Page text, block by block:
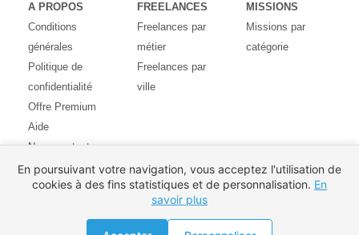
A PROPOS
Conditions
générales
Politique de
confidentialité
Offre Premium
Aide
Nous contacter
Avis des
utilisateurs
FREELANCES
Freelances par
métier
Freelances par
ville
MISSIONS
Missions par
catégorie
En poursuivant votre navigation, vous acceptez l'utilisation de
cookies à des fins statistiques et de personnalisation. En
savoir plus